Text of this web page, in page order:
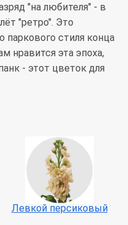
"на любителя" - в
"ретро". Это
паркового стиля конца
нравится эта эпоха,
- этот цветок для
Левкой персиковый